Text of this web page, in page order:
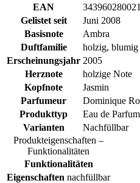
EAN
Gelistet seit
Juni 2008
Basisnote
Ambra
Duftfamilie
holzig, blumig
Erscheinungsjahr 2005
Herznote
holzige Note
Kopfnote
Jasmin
Parfumeur
Dominique
Produkttyp
Eau de Parfum
Varianten
Nachfüllbar
Produkteigenschaften –
Funktionalitäten
Funktionalitäten
Eigenschaften nachfüllbar